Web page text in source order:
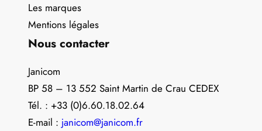
Les marques
Mentions légales
Nous contacter
Janicom
BP 58 – 13 552 Saint Martin de Crau CEDEX
Tél. : +33 (0)6.60.18.02.64
E-mail : janicom@janicom.fr